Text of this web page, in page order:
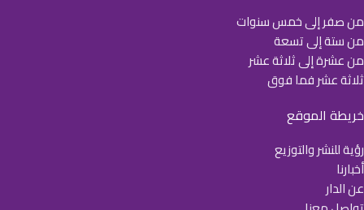
من صفر إلى خمس سنوات
من ستة إلى تسعة
من عشرة إلى ثلاثة عشر
ثلاثة عشر فما فوق
خريطة الموقع
رؤية للنشر والتوزيع
أخبارنا
عن الدار